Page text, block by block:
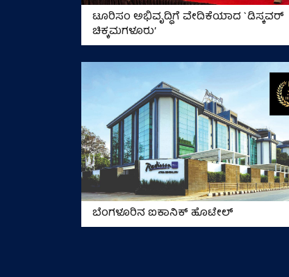
ಟೂರಿಸಂ ಅಭಿವೃದ್ಧಿಗೆ ವೇದಿಕೆಯಾದ `ಡಿಸ್ಕವರ್
ಚಿಕ್ಕಮಗಳೂರು’
ಬೆಂಗಳೂರಿನ ಐಕಾನಿಕ್ ಹೊಟೇಲ್